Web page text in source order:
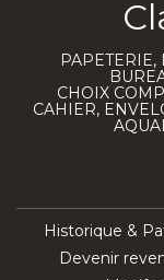
PAPETERIE,
CHOIX
CAHIER,
Historique &
Devenir